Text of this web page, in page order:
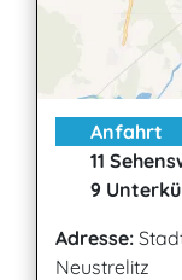
Anfahrt
11
9
Adresse:
Neustrelitz